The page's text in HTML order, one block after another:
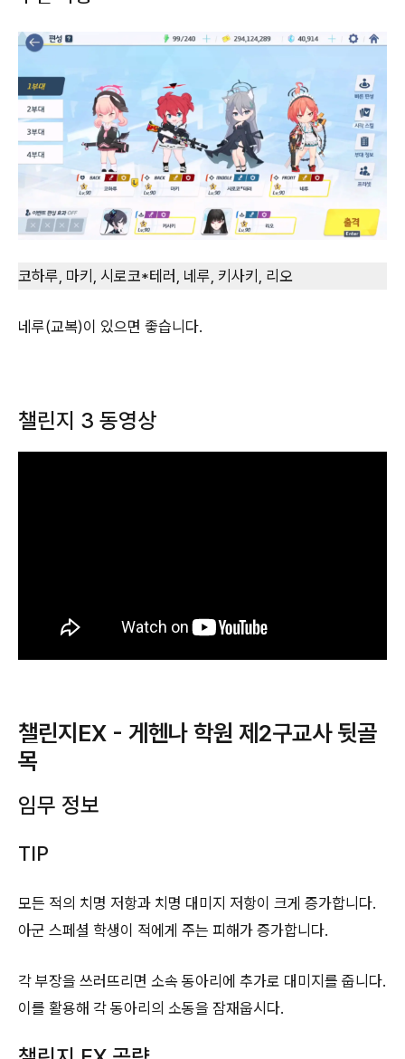
코하루, 마키, 시로코*테러, 네루, 키사키, 리오
네루(교복)이 있으면 좋습니다.
챌린지 3 동영상
챌린지EX - 게헨나 학원 제2구교사 뒷골
목
임무 정보
TIP
모든 적의 치명 저항과 치명 대미지 저항이 크게 증가합니다.
아군 스페셜 학생이 적에게 주는 피해가 증가합니다.
각 부장을 쓰러뜨리면 소속 동아리에 추가로 대미지를 줍니다.
이를 활용해 각 동아리의 소동을 잠재웁시다.